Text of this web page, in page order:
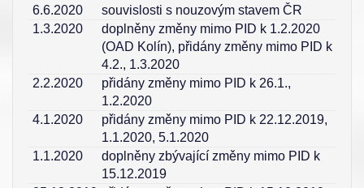
6.6.2020
souvislosti s nouzovým stavem ČR
1.3.2020
doplněny změny mimo PID k 1.2.2020
(OAD Kolín), přidány změny mimo PID k
4.2., 1.3.2020
2.2.2020
přidány změny mimo PID k 26.1.,
1.2.2020
4.1.2020
přidány změny mimo PID k 22.12.2019,
1.1.2020, 5.1.2020
1.1.2020
doplněny zbývající změny mimo PID k
15.12.2019